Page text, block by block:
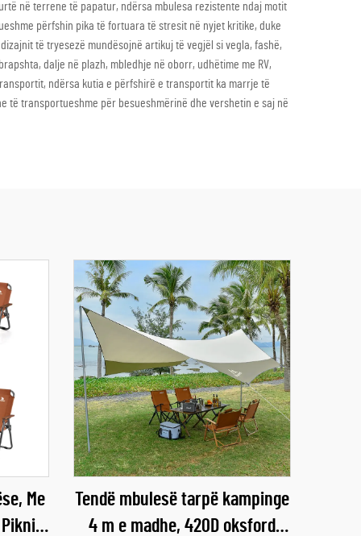
në terrene të papatur, ndërsa mbulesa rezistente ndaj motit
përfshin pika të fortuara të stresit në nyjet kritike, duke
të tryesezë mundësojnë artikuj të vegjël si vegla, fashë,
dalje në plazh, mbledhje në oborr, udhëtime me RV,
ndërsa kutia e përfshirë e transportit ka marrje të
të transportueshme për besueshmërinë dhe vershetin e saj në
Me
Tendë mbulesë tarpë kampinge
4 m e madhe, 420D oksford